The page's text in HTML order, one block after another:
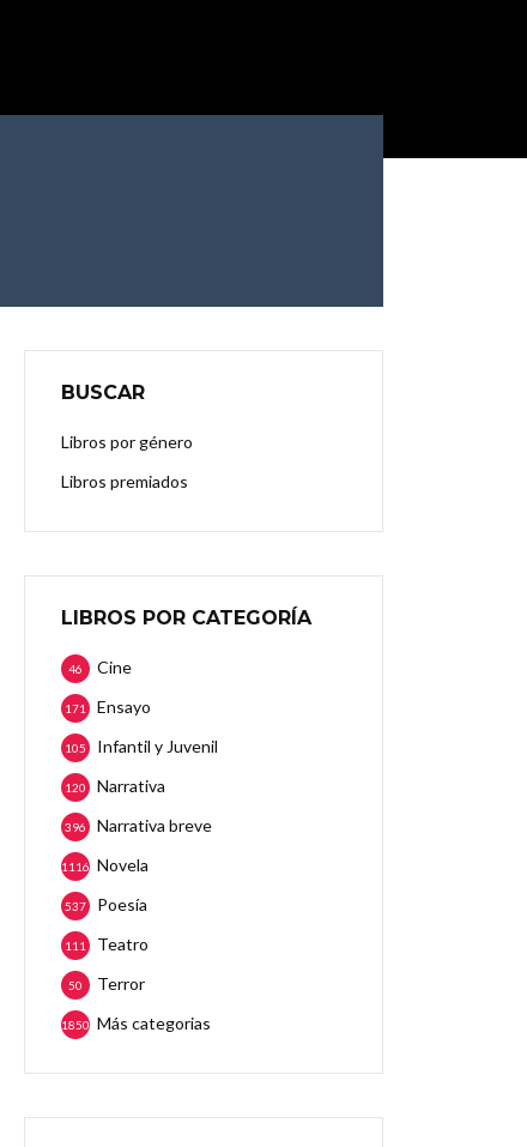
BUSCAR
Libros por género
Libros premiados
LIBROS POR CATEGORÍA
Cine
46
Ensayo
171
Infantil y Juvenil
105
Narrativa
120
Narrativa breve
396
Novela
1116
Poesía
537
Teatro
111
Terror
50
Más categorias
1850